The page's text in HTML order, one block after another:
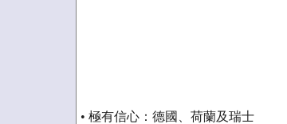
• 極有信心：德國、荷蘭及瑞士